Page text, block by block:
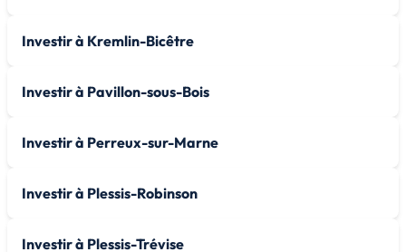
Investir à Kremlin-Bicêtre
Investir à Pavillon-sous-Bois
Investir à Perreux-sur-Marne
Investir à Plessis-Robinson
Investir à Plessis-Trévise